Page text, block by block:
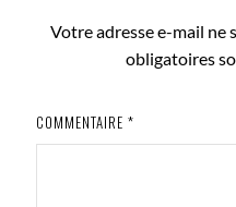
Votre adresse e-mail ne
obligatoires
COMMENTAIRE *